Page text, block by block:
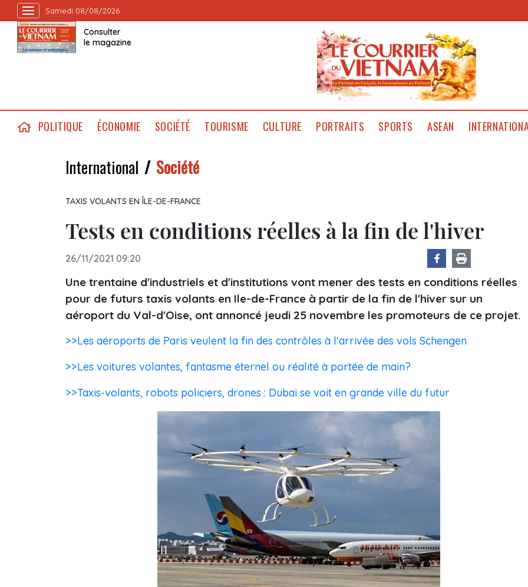
Samedi 08/08/2026
Consulter
le magazine
POLITIQUE ÉCONOMIE SOCIÉTÉ TOURISME CULTURE PORTRAITS SPORTS ASEAN
International Société
TAXIS VOLANTS EN ÎLE-DE-FRANCE
Tests en conditions réelles à la fin de l'hiver
26/11/2021 09:20
Une trentaine d'industriels et d'institutions vont mener des tests en conditions réelles
pour de futurs taxis volants en Ile-de-France à partir de la fin de l'hiver sur un
aéroport du Val-d'Oise, ont annoncé jeudi 25 novembre les promoteurs de ce projet.
>>Les aéroports de Paris veulent la fin des contrôles à l'arrivée des vols Schengen
>>Les voitures volantes, fantasme éternel ou réalité à portée de main?
>>Taxis-volants, robots policiers, drones : Dubaï se voit en grande ville du futur